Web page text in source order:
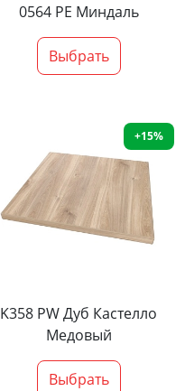
0564 PE Миндаль
Выбрать
+15%
K358 PW Дуб Кастелло
Медовый
Выбрать